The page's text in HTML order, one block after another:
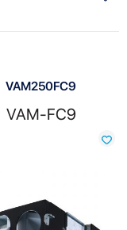
VAM250FC9
VAM-FC9
Сравнить